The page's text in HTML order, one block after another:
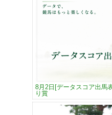
8月2日[データスコア出馬
り賞